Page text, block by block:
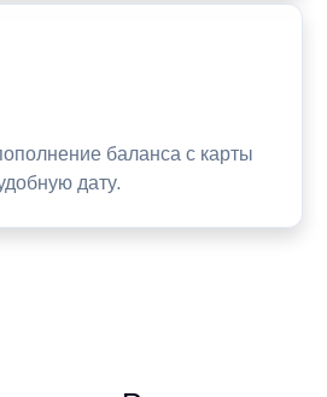
баланса с карты
дату.